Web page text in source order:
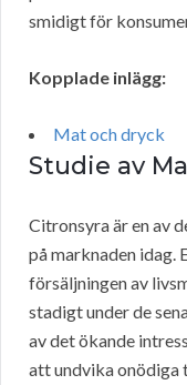
smidigt för
Kopplade inlägg:
Mat och dryck
Studie av
Citronsyra är en av
på marknaden idag.
försäljningen av
stadigt under de
av det ökande
att undvika onödiga